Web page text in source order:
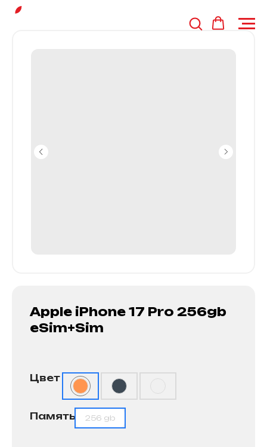
Apple iPhone 17 Pro 256gb
eSim+Sim
Цвет
Память 256 gb